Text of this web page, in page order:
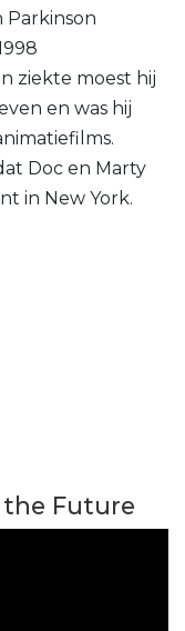
Parkinson
ziekte moest hij
en was hij
Doc en Marty
in New York.
the Future